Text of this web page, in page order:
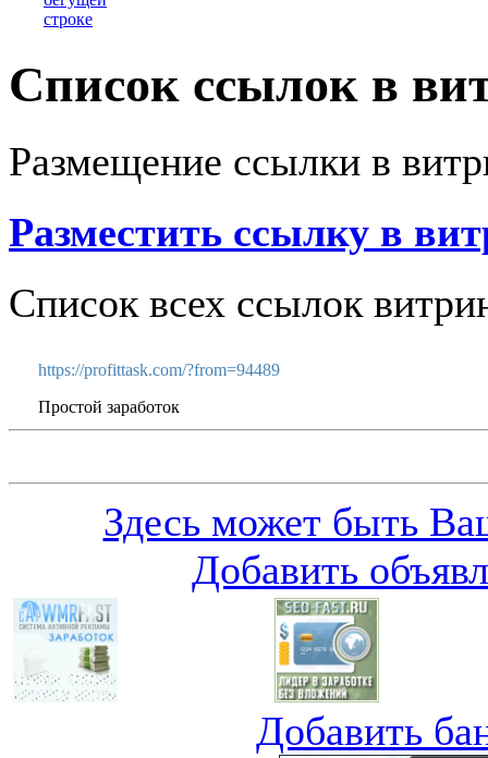
Список ссылок в
Размещение ссылки в
Разместить ссылку в
Список всех ссылок
https://profittask.com/?from=94489
Простой заработок
Здесь может быть
Добавить
Добавить